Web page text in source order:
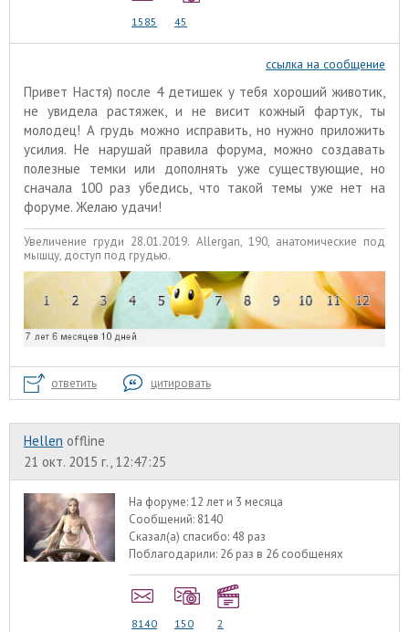
1585 45
ссылка на сообщение
Привет Настя) после 4 детишек у тебя хороший животик,
не увидела растяжек, и не висит кожный фартук, ты
молодец! А грудь можно исправить, но нужно приложить
усилия. Не нарушай правила форума, можно создавать
полезные темки или дополнять уже существующие, но
сначала 100 раз убедись, что такой темы уже нет на
форуме. Желаю удачи!
Увеличение груди 28.01.2019. Allergan, 190, анатомические под
мышцу, доступ под грудью.
ответить цитировать
Hellen offline
21 окт. 2015 г., 12:47:25
На форуме:12 лет и 3 месяца
Сообщений: 8140
Сказал(а) спасибо: 48 раз
Поблагодарили: 26 раз в 26 сообщенях
8140 150 2